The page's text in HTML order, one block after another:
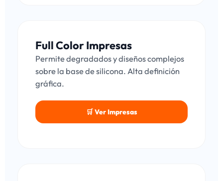
Full Color Impresas
Permite degradados y diseños complejos
sobre la base de silicona. Alta definición
gráfica.
🛒 Ver Impresas